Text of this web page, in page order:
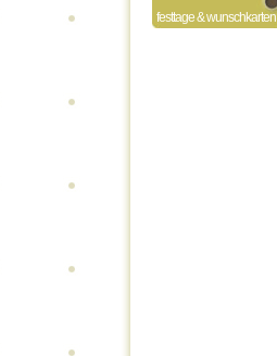
festtage & wunschkarten